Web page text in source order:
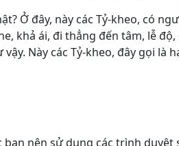
Ở đây, này các Tỷ-kheo, có
khả ái, đi thẳng đến tâm, lễ
Này các Tỷ-kheo, đây gọi là
nên sử dụng các trình duyệt